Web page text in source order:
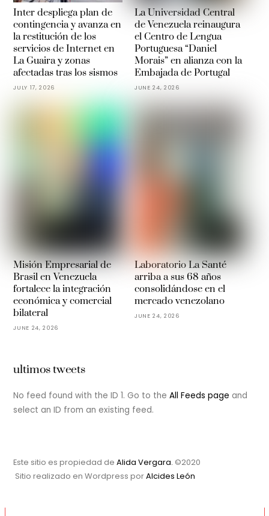
Inter despliega plan de
contingencia y avanza en
la restitución de los
servicios de Internet en
La Guaira y zonas
afectadas tras los sismos
JULY 17, 2026
La Universidad Central
de Venezuela reinaugura
el Centro de Lengua
Portuguesa “Daniel
Morais” en alianza con la
Embajada de Portugal
JUNE 24, 2026
Misión Empresarial de
Brasil en Venezuela
fortalece la integración
económica y comercial
bilateral
JUNE 24, 2026
Laboratorio La Santé
arriba a sus 68 años
consolidándose en el
mercado venezolano
JUNE 24, 2026
ultimos tweets
No feed found with the ID 1. Go to theAll Feeds page and
select an ID from an existing feed.
Este sitio es propiedad deAlida Vergara. ©2020
Sitio realizado en Wordpress porAlcides León